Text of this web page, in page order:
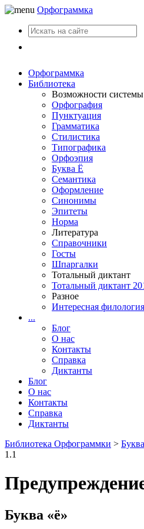
Орфограммка
Орфограммка
Библиотека
Возможности системы
Орфография
Пунктуация
Грамматика
Стилистика
Типографика
Орфоэпия
Буква Ё
Семантика
Оформление
Синонимы
Эпитеты
Норма
Литература
Справочники
Госты
Шпаргалки
Тотальный диктант
Тотальный диктант
Разное
Интересная филология
...
Блог
О нас
Контакты
Справка
Диктанты
Блог
О нас
Контакты
Справка
Диктанты
Библиотека Орфограммки >
1.1
Буква «ё»